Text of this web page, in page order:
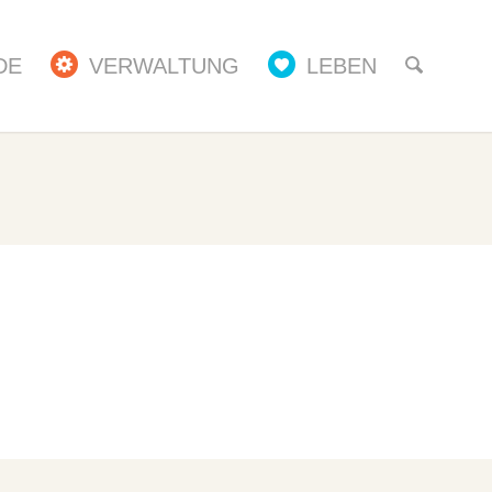
VERWALTUNG LEBEN